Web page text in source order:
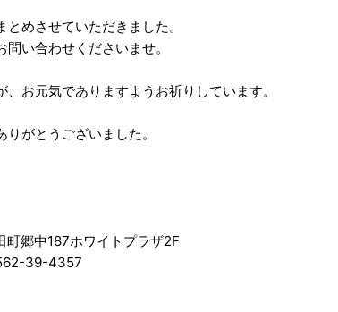
めさせていただきました。
い合わせくださいませ。
お元気でありますようお祈りしています。
がとうございました。
郷中187ホワイトプラザ2F
39-4357